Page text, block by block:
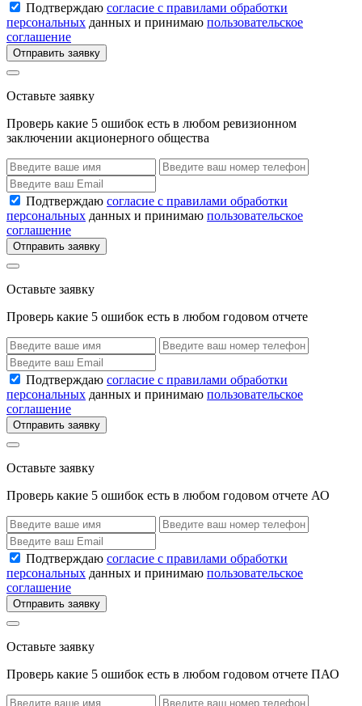
Подтверждаю согласие с правилами обработки
персональных данных и принимаю пользовательское
соглашение
Отправить заявку
Оставьте заявку
Проверь какие 5 ошибок есть в любом ревизионном
заключении акционерного общества
Подтверждаю согласие с правилами обработки
персональных данных и принимаю пользовательское
соглашение
Отправить заявку
Оставьте заявку
Проверь какие 5 ошибок есть в любом годовом отчете
Подтверждаю согласие с правилами обработки
персональных данных и принимаю пользовательское
соглашение
Отправить заявку
Оставьте заявку
Проверь какие 5 ошибок есть в любом годовом отчете АО
Подтверждаю согласие с правилами обработки
персональных данных и принимаю пользовательское
соглашение
Отправить заявку
Оставьте заявку
Проверь какие 5 ошибок есть в любом годовом отчете ПАО